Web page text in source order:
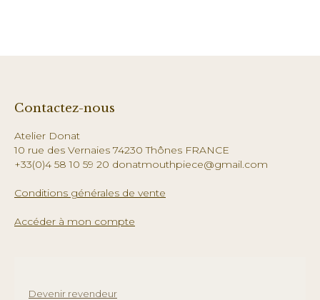
Contactez-nous
Atelier Donat
10 rue des Vernaies 74230 Thônes FRANCE
+33(0)4 58 10 59 20 donatmouthpiece@gmail.com
Conditions générales de vente
Accéder à mon compte
Devenir revendeur